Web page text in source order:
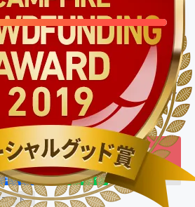
支援者数1,053 人
02/19に募集を開始し、 1,053
人の支
の資金を集め、 2019/04/25に募集を終了
プロジェクトをやってほしい
ェア LINEで送る
URLコピー
ード